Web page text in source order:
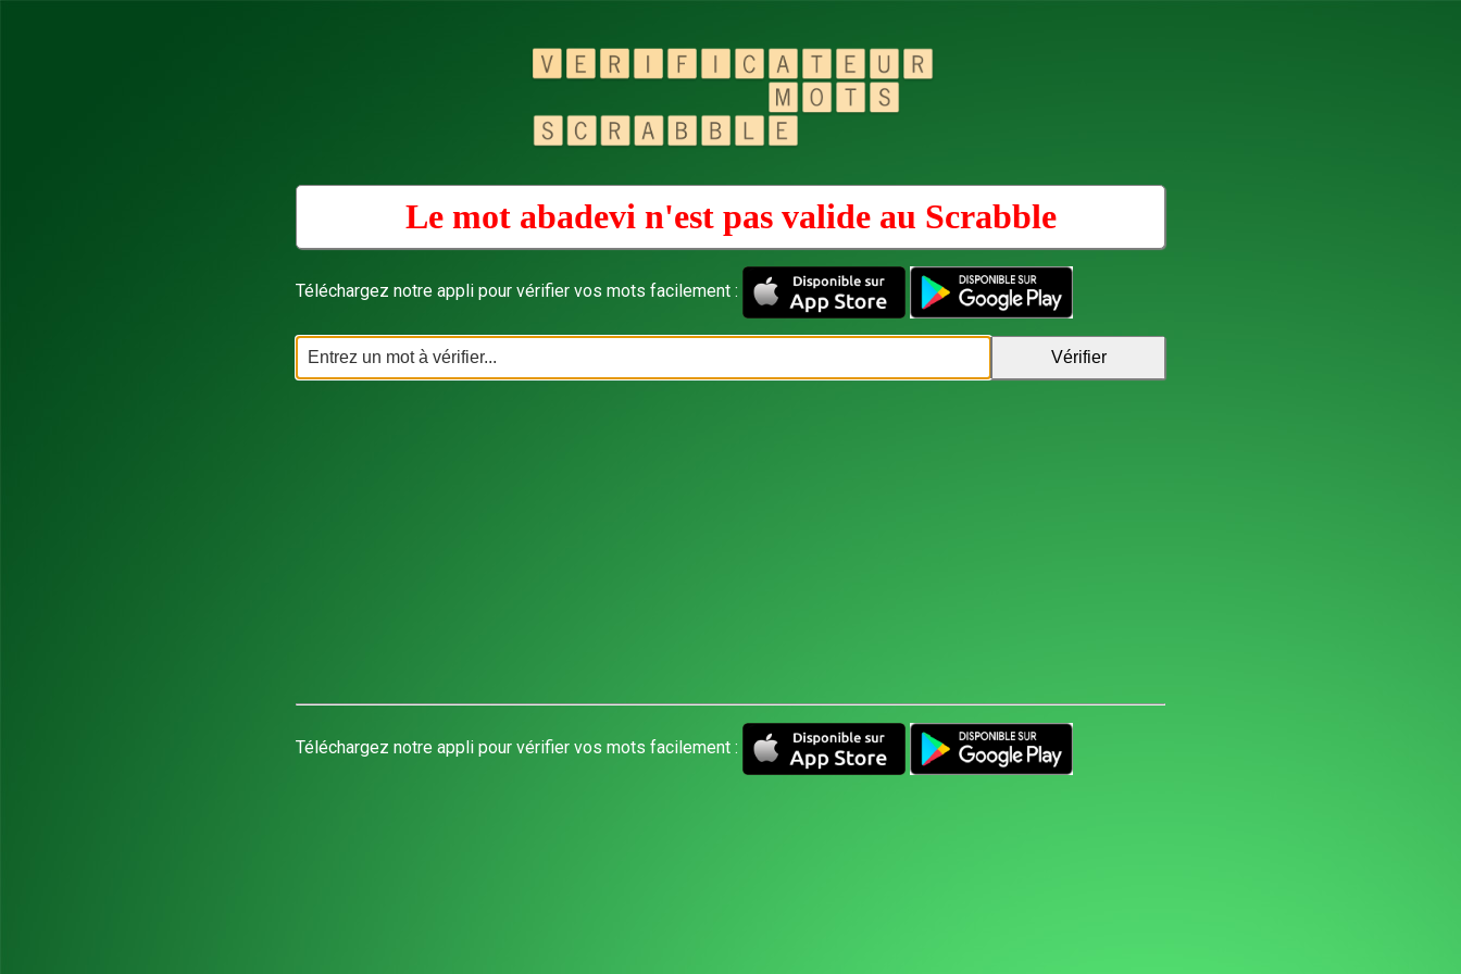
Le mot abadevi n'est pas valide au Scrabble
Téléchargez notre appli pour vérifier vos mots facilement :
Téléchargez notre appli pour vérifier vos mots facilement :